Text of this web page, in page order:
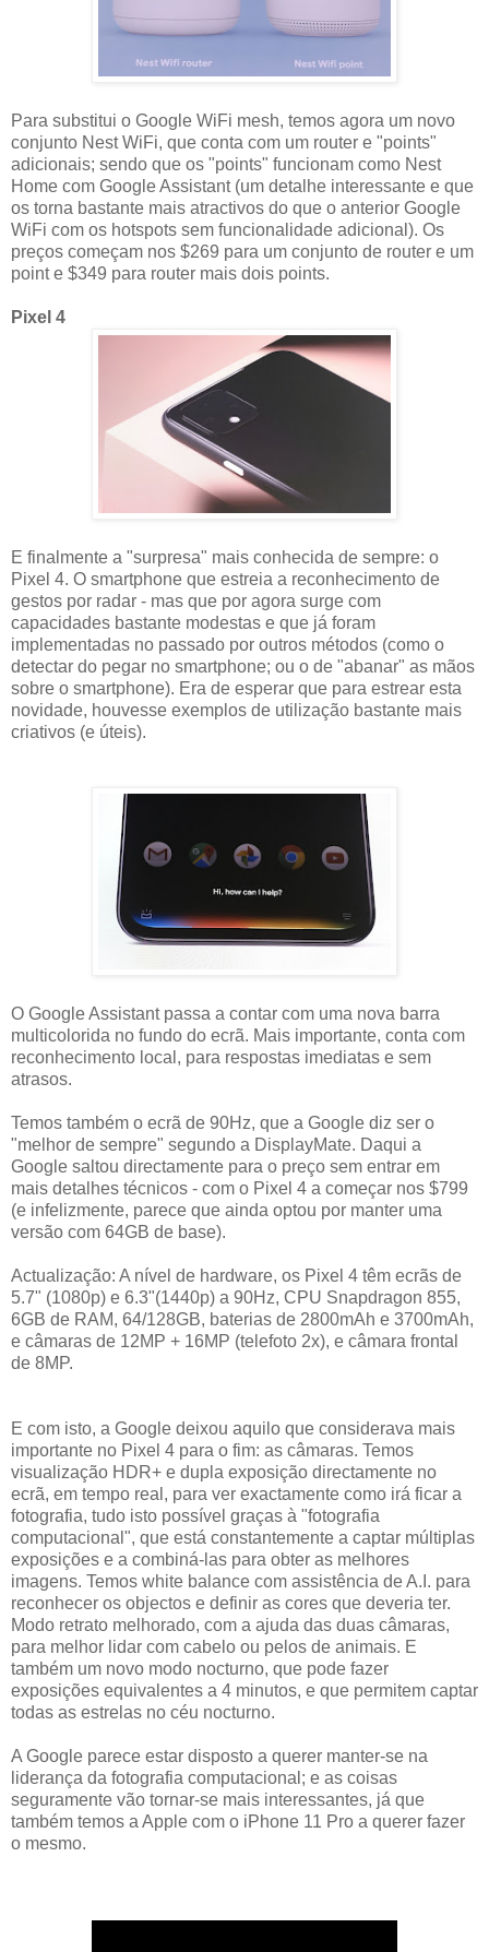
Para substitui o Google WiFi mesh, temos agora um novo
conjunto Nest WiFi, que conta com um router e "points"
adicionais; sendo que os "points" funcionam como Nest
Home com Google Assistant (um detalhe interessante e que
os torna bastante mais atractivos do que o anterior Google
WiFi com os hotspots sem funcionalidade adicional). Os
preços começam nos $269 para um conjunto de router e um
point e $349 para router mais dois points.
Pixel 4
E finalmente a "surpresa" mais conhecida de sempre: o
Pixel 4. O smartphone que estreia a reconhecimento de
gestos por radar - mas que por agora surge com
capacidades bastante modestas e que já foram
implementadas no passado por outros métodos (como o
detectar do pegar no smartphone; ou o de "abanar" as mãos
sobre o smartphone). Era de esperar que para estrear esta
novidade, houvesse exemplos de utilização bastante mais
criativos (e úteis).
O Google Assistant passa a contar com uma nova barra
multicolorida no fundo do ecrã. Mais importante, conta com
reconhecimento local, para respostas imediatas e sem
atrasos.
Temos também o ecrã de 90Hz, que a Google diz ser o
"melhor de sempre" segundo a DisplayMate. Daqui a
Google saltou directamente para o preço sem entrar em
mais detalhes técnicos - com o Pixel 4 a começar nos $799
(e infelizmente, parece que ainda optou por manter uma
versão com 64GB de base).
Actualização: A nível de hardware, os Pixel 4 têm ecrãs de
5.7" (1080p) e 6.3"(1440p) a 90Hz, CPU Snapdragon 855,
6GB de RAM, 64/128GB, baterias de 2800mAh e 3700mAh,
e câmaras de 12MP + 16MP (telefoto 2x), e câmara frontal
de 8MP.
E com isto, a Google deixou aquilo que considerava mais
importante no Pixel 4 para o fim: as câmaras. Temos
visualização HDR+ e dupla exposição directamente no
ecrã, em tempo real, para ver exactamente como irá ficar a
fotografia, tudo isto possível graças à "fotografia
computacional", que está constantemente a captar múltiplas
exposições e a combiná-las para obter as melhores
imagens. Temos white balance com assistência de A.I. para
reconhecer os objectos e definir as cores que deveria ter.
Modo retrato melhorado, com a ajuda das duas câmaras,
para melhor lidar com cabelo ou pelos de animais. E
também um novo modo nocturno, que pode fazer
exposições equivalentes a 4 minutos, e que permitem captar
todas as estrelas no céu nocturno.
A Google parece estar disposto a querer manter-se na
liderança da fotografia computacional; e as coisas
seguramente vão tornar-se mais interessantes, já que
também temos a Apple com o iPhone 11 Pro a querer fazer
o mesmo.